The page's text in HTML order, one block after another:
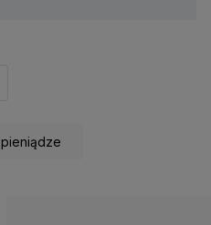
pieniądze